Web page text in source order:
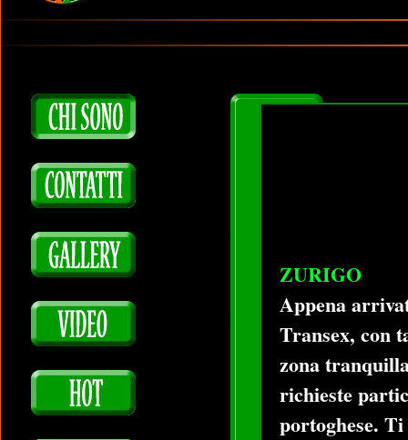
ZURIGO
Appena
Transex, con
zona
richieste
portoghese.